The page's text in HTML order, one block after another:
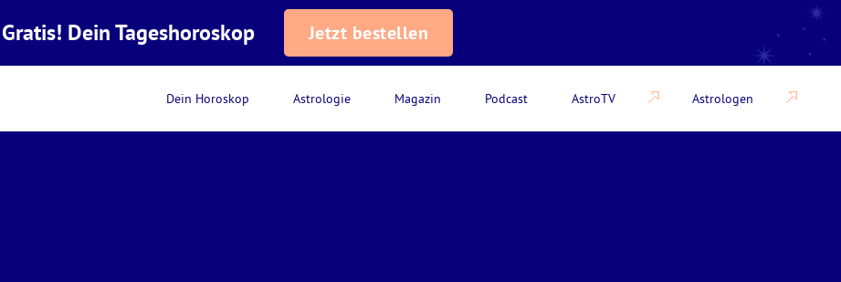
Dein Horoskop Astrologie Magazin Podcast AstroTV Astrologen
Gratis! Dein Tageshoroskop Jetzt bestellen